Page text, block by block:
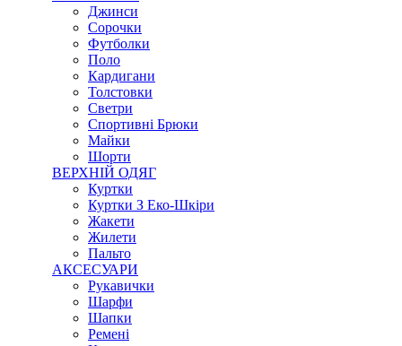
Джинси
Сорочки
Футболки
Поло
Кардигани
Толстовки
Светри
Спортивні Брюки
Майки
Шорти
ВЕРХНІЙ ОДЯГ
Куртки
Куртки З Еко-Шкіри
Жакети
Жилети
Пальто
АКСЕСУАРИ
Рукавички
Шарфи
Шапки
Ремені